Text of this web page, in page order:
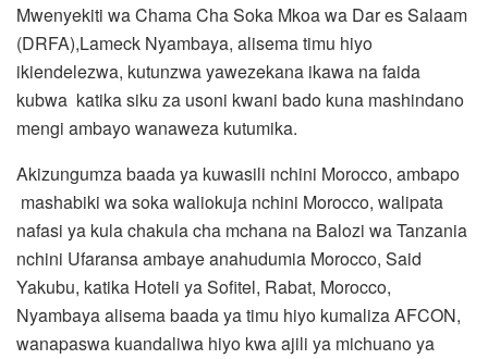
Mwenyekiti wa Chama Cha Soka Mkoa wa Dar es Salaam
(DRFA),Lameck Nyambaya, alisema timu hiyo
ikiendelezwa, kutunzwa yawezekana ikawa na faida
kubwa katika siku za usoni kwani bado kuna mashindano
mengi ambayo wanaweza kutumika.
Akizungumza baada ya kuwasili nchini Morocco, ambapo
mashabiki wa soka waliokuja nchini Morocco, walipata
nafasi ya kula chakula cha mchana na Balozi wa Tanzania
nchini Ufaransa ambaye anahudumia Morocco, Said
Yakubu, katika Hoteli ya Sofitel, Rabat, Morocco,
Nyambaya alisema baada ya timu hiyo kumaliza AFCON,
wanapaswa kuandaliwa hiyo kwa ajili ya michuano ya